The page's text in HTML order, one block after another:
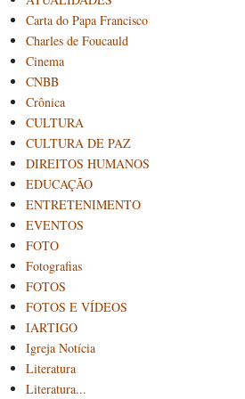
Carta do Papa Francisco
Charles de Foucauld
Cinema
CNBB
Crônica
CULTURA
CULTURA DE PAZ
DIREITOS HUMANOS
EDUCAÇÃO
ENTRETENIMENTO
EVENTOS
FOTO
Fotografias
FOTOS
FOTOS E VÍDEOS
IARTIGO
Igreja Notícia
Literatura
Literatura...